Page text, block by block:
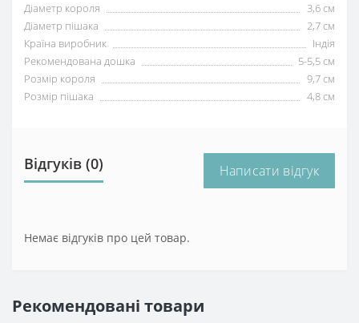
Діаметр короля
3,6 см
Діаметр пішака
2,7 см
Країна виробник
Індія
Рекомендована дошка
5-5,5 см
Розмір короля
9,7 см
Розмір пішака
4,8 см
Відгуків (0) Написати відгук
Немає відгуків про цей товар.
Рекомендовані товари